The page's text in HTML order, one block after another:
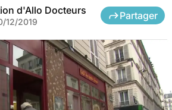
d'Allo Docteurs
12/2019
Partager